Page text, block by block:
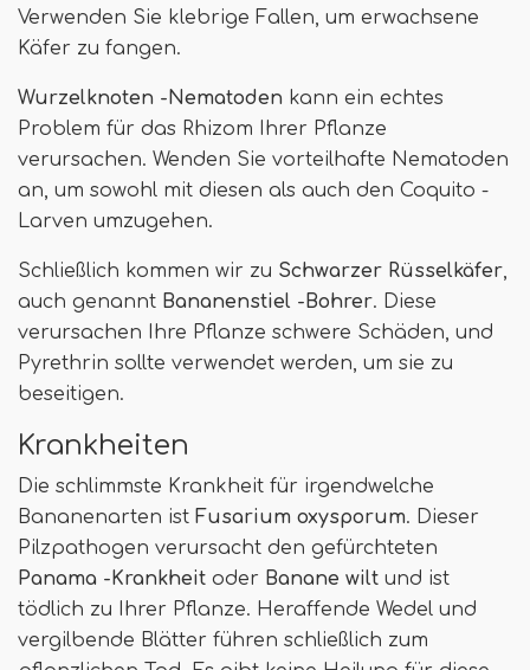
Verwenden Sie klebrige Fallen, um erwachsene
Käfer zu fangen.
Wurzelknoten -Nematoden kann ein echtes
Problem für das Rhizom Ihrer Pflanze
verursachen. Wenden Sie vorteilhafte Nematoden
an, um sowohl mit diesen als auch den Coquito -
Larven umzugehen.
Schließlich kommen wir zu Schwarzer Rüsselkäfer,
auch genannt Bananenstiel -Bohrer. Diese
verursachen Ihre Pflanze schwere Schäden, und
Pyrethrin sollte verwendet werden, um sie zu
beseitigen.
Krankheiten
Die schlimmste Krankheit für irgendwelche
Bananenarten ist Fusarium oxysporum. Dieser
Pilzpathogen verursacht den gefürchteten
Panama -Krankheit oder Banane wilt und ist
tödlich zu Ihrer Pflanze. Heraffende Wedel und
vergilbende Blätter führen schließlich zum